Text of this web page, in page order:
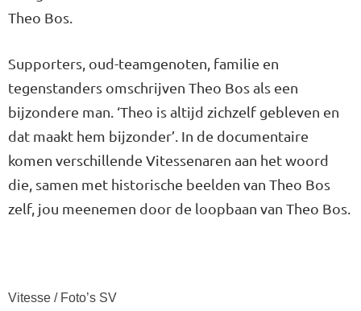
Theo Bos.
Supporters, oud-teamgenoten, familie en
tegenstanders omschrijven Theo Bos als een
bijzondere man. ‘Theo is altijd zichzelf gebleven en
dat maakt hem bijzonder’. In de documentaire
komen verschillende Vitessenaren aan het woord
die, samen met historische beelden van Theo Bos
zelf, jou meenemen door de loopbaan van Theo Bos.
Vitesse / Foto’s SV